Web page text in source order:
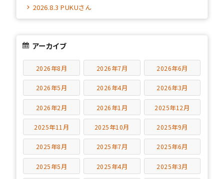
2026.8.3 PUKUさん
アーカイブ
2026年8月 2026年7月 2026年6月
2026年5月 2026年4月 2026年3月
2026年2月 2026年1月 2025年12月
2025年11月 2025年10月 2025年9月
2025年8月 2025年7月 2025年6月
2025年5月 2025年4月 2025年3月